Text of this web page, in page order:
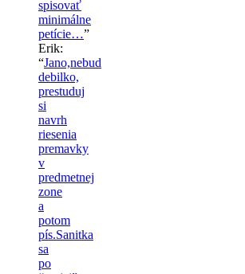
spisovať
minimálne
petície…”
Erik:
“Jano,nebud
debilko,
prestuduj
si
navrh
riesenia
premavky
v
predmetnej
zone
a
potom
pís.Sanitka
sa
po